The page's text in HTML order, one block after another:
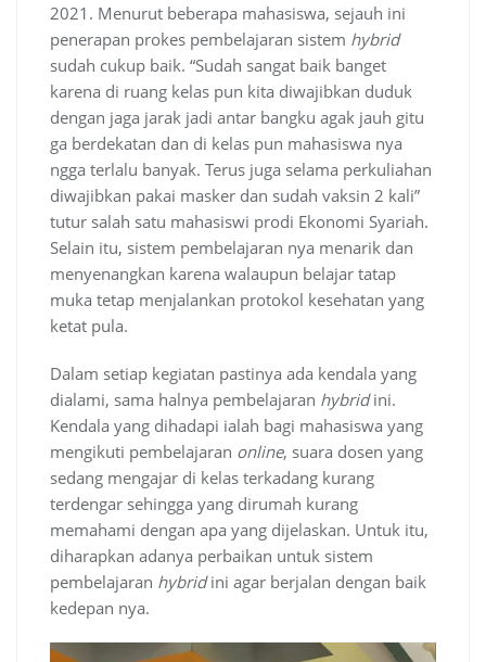
2021. Menurut beberapa mahasiswa, sejauh ini
penerapan prokes pembelajaran sistem hybrid
sudah cukup baik. “Sudah sangat baik banget
karena di ruang kelas pun kita diwajibkan duduk
dengan jaga jarak jadi antar bangku agak jauh gitu
ga berdekatan dan di kelas pun mahasiswa nya
ngga terlalu banyak. Terus juga selama perkuliahan
diwajibkan pakai masker dan sudah vaksin 2 kali”
tutur salah satu mahasiswi prodi Ekonomi Syariah.
Selain itu, sistem pembelajaran nya menarik dan
menyenangkan karena walaupun belajar tatap
muka tetap menjalankan protokol kesehatan yang
ketat pula.
Dalam setiap kegiatan pastinya ada kendala yang
dialami, sama halnya pembelajaran hybridini.
Kendala yang dihadapi ialah bagi mahasiswa yang
mengikuti pembelajaran online, suara dosen yang
sedang mengajar di kelas terkadang kurang
terdengar sehingga yang dirumah kurang
memahami dengan apa yang dijelaskan. Untuk itu,
diharapkan adanya perbaikan untuk sistem
pembelajaran hybridini agar berjalan dengan baik
kedepan nya.